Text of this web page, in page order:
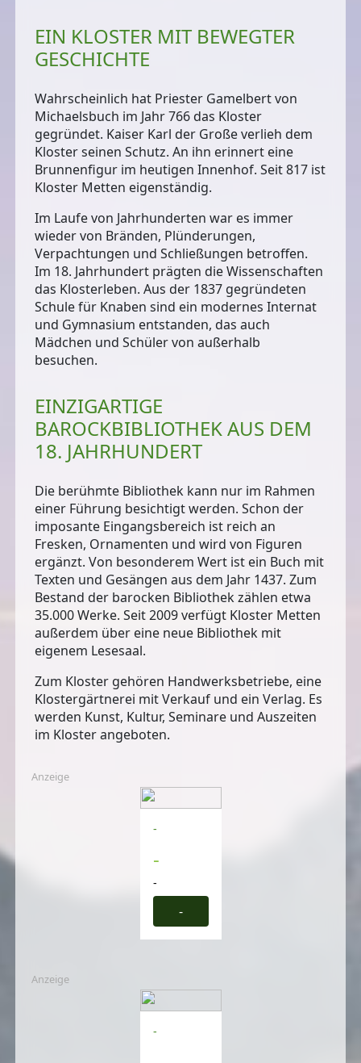
EIN KLOSTER MIT BEWEGTER
GESCHICHTE
Wahrscheinlich hat Priester Gamelbert von
Michaelsbuch im Jahr 766 das Kloster
gegründet. Kaiser Karl der Große verlieh dem
Kloster seinen Schutz. An ihn erinnert eine
Brunnenfigur im heutigen Innenhof. Seit 817 ist
Kloster Metten eigenständig.
Im Laufe von Jahrhunderten war es immer
wieder von Bränden, Plünderungen,
Verpachtungen und Schließungen betroffen.
Im 18. Jahrhundert prägten die Wissenschaften
das Klosterleben. Aus der 1837 gegründeten
Schule für Knaben sind ein modernes Internat
und Gymnasium entstanden, das auch
Mädchen und Schüler von außerhalb
besuchen.
EINZIGARTIGE
BAROCKBIBLIOTHEK AUS DEM
18. JAHRHUNDERT
Die berühmte Bibliothek kann nur im Rahmen
einer Führung besichtigt werden. Schon der
imposante Eingangsbereich ist reich an
Fresken, Ornamenten und wird von Figuren
ergänzt. Von besonderem Wert ist ein Buch mit
Texten und Gesängen aus dem Jahr 1437. Zum
Bestand der barocken Bibliothek zählen etwa
35.000 Werke. Seit 2009 verfügt Kloster Metten
außerdem über eine neue Bibliothek mit
eigenem Lesesaal.
Zum Kloster gehören Handwerksbetriebe, eine
Klostergärtnerei mit Verkauf und ein Verlag. Es
werden Kunst, Kultur, Seminare und Auszeiten
im Kloster angeboten.
Anzeige
-
-
-
-
Anzeige
-